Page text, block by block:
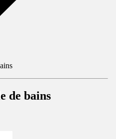
de bains